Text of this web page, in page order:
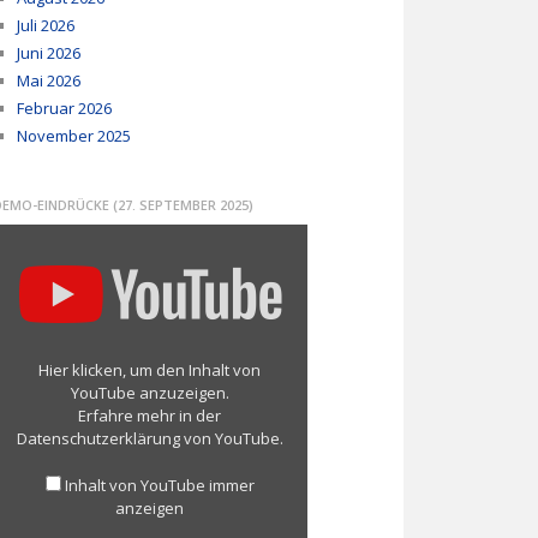
Juli 2026
Juni 2026
Mai 2026
Februar 2026
November 2025
EINDRÜCKE (27. SEPTEMBER 2025)
YouTube
anzeigen
Hier klicken, um den Inhalt von
YouTube anzuzeigen.
Erfahre mehr in der
Datenschutzerklärung von YouTube.
Inhalt von YouTube immer
anzeigen